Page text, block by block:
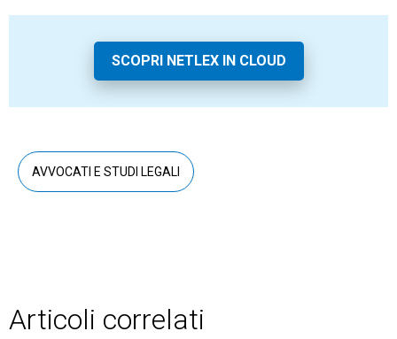
SCOPRI NETLEX IN CLOUD
AVVOCATI E STUDI LEGALI
Articoli correlati